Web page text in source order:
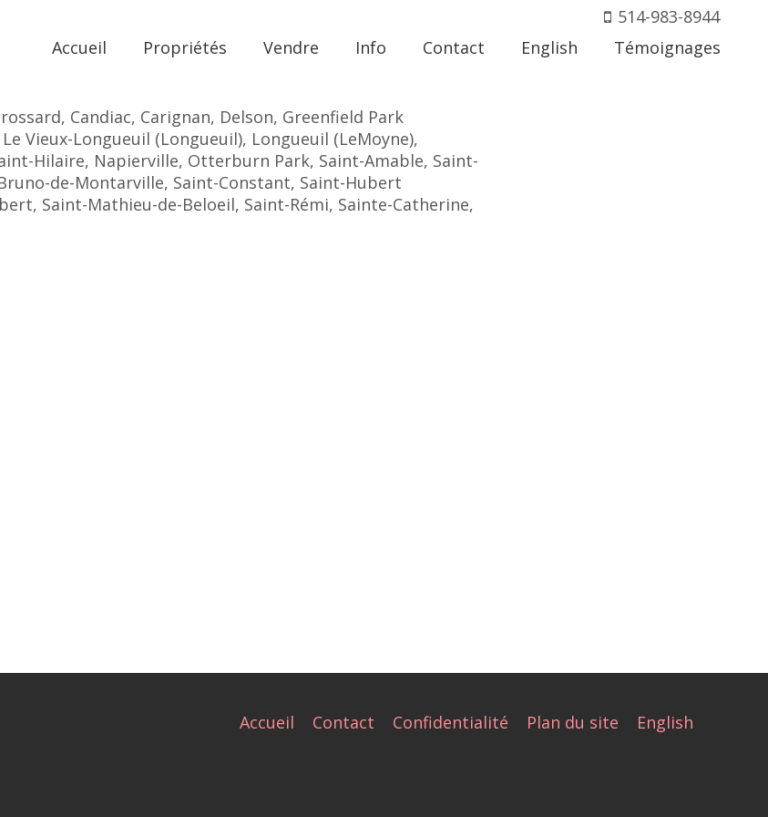
514-983-8944
Accueil
Propriétés Vendre Info Contact English Témoignages
Candiac, Carignan, Delson, Greenfield Park
Vieux-Longueuil (Longueuil), Longueuil (LeMoyne),
Hilaire, Napierville, Otterburn Park, Saint-Amable, Saint-
de-Montarville, Saint-Constant, Saint-Hubert
Saint-Mathieu-de-Beloeil, Saint-Rémi, Sainte-Catherine,
Accueil Contact Confidentialité Plan du site English